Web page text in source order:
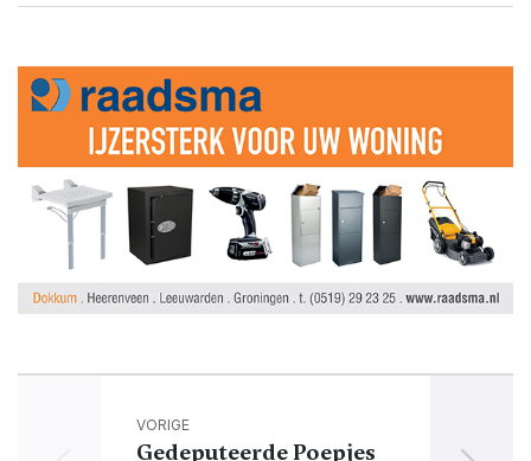
VORIGE
Gedeputeerde Poepjes